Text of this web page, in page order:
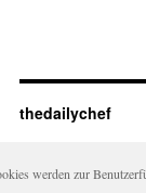
thedailychef
werden zur